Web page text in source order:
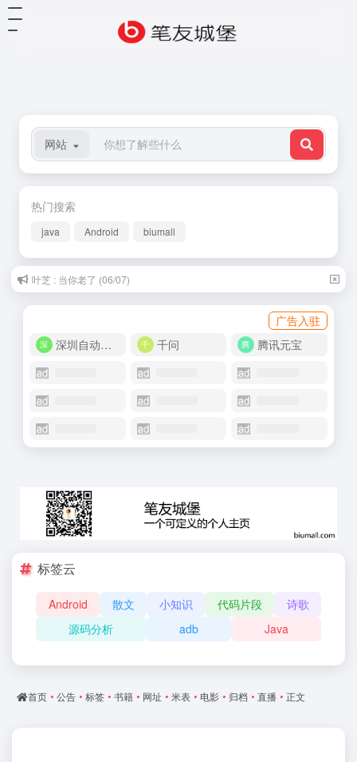
网站
热门搜索
java Android biumall
叶芝 : 当你老了 (06/07)
广告入驻
深圳自动化商城
千问 腾讯元宝
标签云
Android 散文 小知识 代码片段
诗歌
源码分析
adb Java
首页 • 公告 • 标签 • 书籍 • 网址 • 米表 • 电影 • 归档 • 直播 • 正文